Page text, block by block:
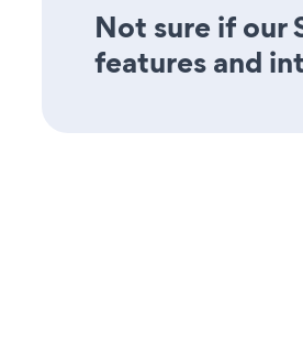
Not sure if our
features and